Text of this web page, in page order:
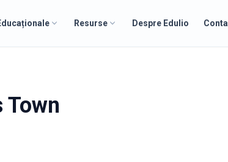
Resurse Despre Edulio
Town